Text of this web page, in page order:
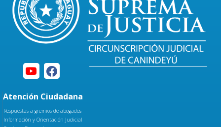
Atención Ciudadana
Respuestas a gremios de abogados
Información y Orientación Judicial